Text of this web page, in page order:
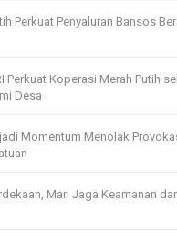
Perkuat Penyaluran Bansos
Perkuat Koperasi Merah Putih
Desa
Momentum Menolak
Mari Jaga Keamanan